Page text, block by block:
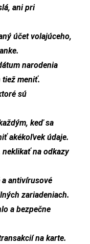
ani pri
účet volajúceho,
narodenia
tiež meniť.
sú
keď sa
akékoľvek údaje.
na odkazy
antivírusové
zariadeniach.
a bezpečne
na karte.